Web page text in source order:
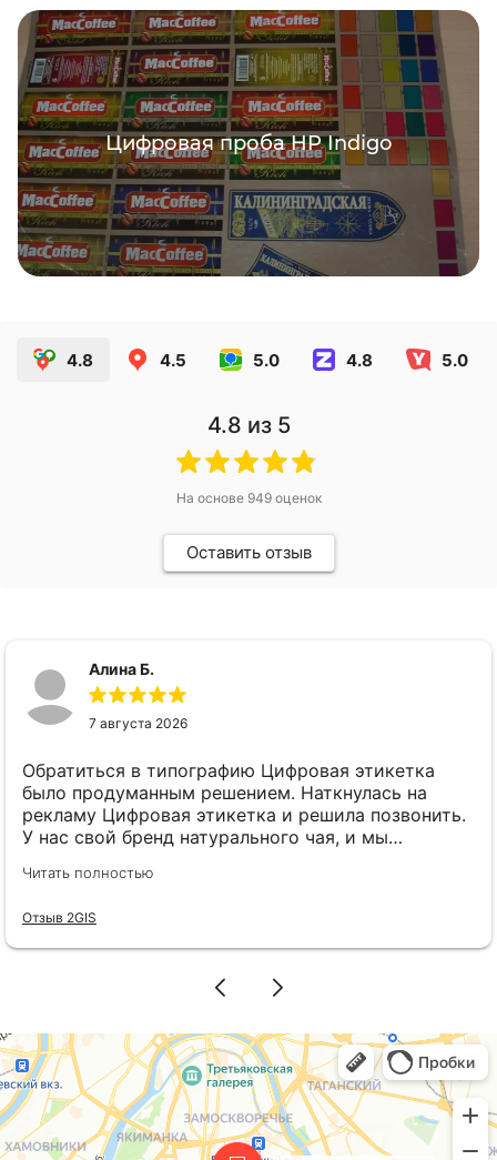
Цифровая проба HP Indigo
4.8 4.5 5.0 4.8 5.0
4.8 из 5
На основе 949оценок
Оставить отзыв
Алина Б.
7 августа 2026
Обратиться в типографию Цифровая этикетка
было продуманным решением. Наткнулась на
рекламу Цифровая этикетка и решила позвонить.
У нас свой бренд натурального чая, и мы
Боялись, что печатать 5 разных этикеток (хоть
ощутимую сумму. Сразу при первом же звонке
менеджер Елена всё подробно и понятно
одинаковый, можно использовать хоть 5, хоть 10
прямо спасло. Стоимость вышла вполне
приемлемая. В итоге выкатили всю линейку
новинок сразу, ничего не откладывая. Этикетки
получились очень красивыми и качественными,
наши клиенты уже делают комплименты. Спасибо
за работу!
Читать полностью
Отзыв 2GIS